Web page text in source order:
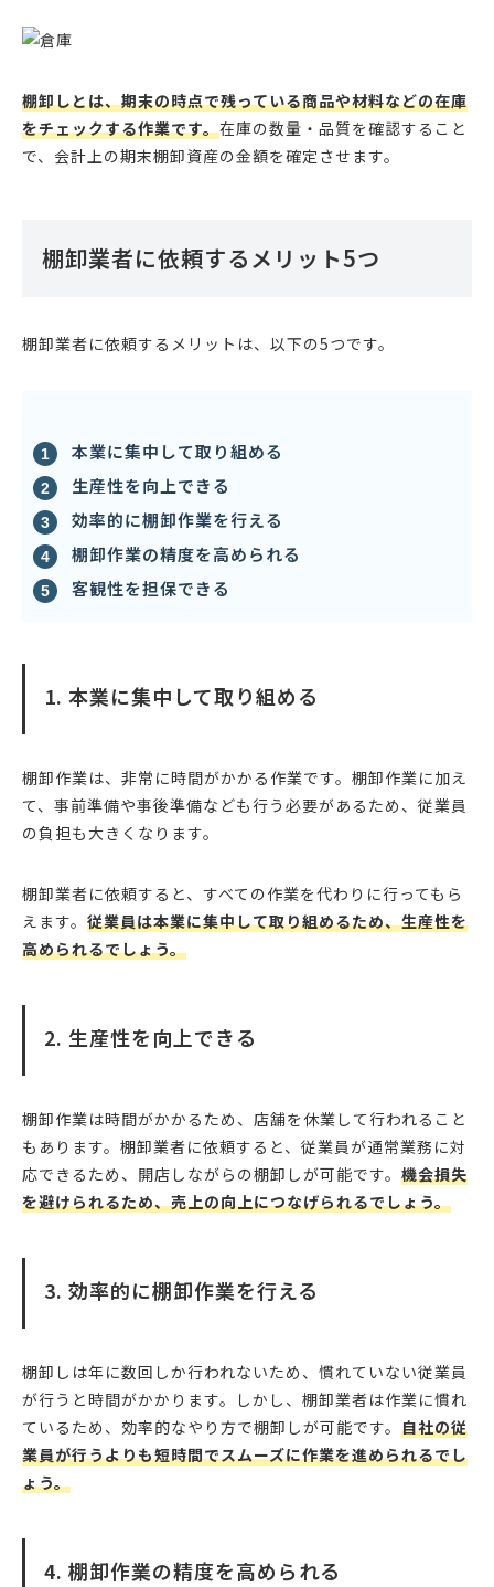
棚卸しとは、期末の時点で残っている商品や材料などの在庫
をチェックする作業です。在庫の数量・品質を確認すること
で、会計上の期末棚卸資産の金額を確定させます。
棚卸業者に依頼するメリット5つ
棚卸業者に依頼するメリットは、以下の5つです。
本業に集中して取り組める
生産性を向上できる
効率的に棚卸作業を行える
棚卸作業の精度を高められる
客観性を担保できる
1. 本業に集中して取り組める
棚卸作業は、非常に時間がかかる作業です。棚卸作業に加え
て、事前準備や事後準備なども行う必要があるため、従業員
の負担も大きくなります。
棚卸業者に依頼すると、すべての作業を代わりに行ってもら
えます。 従業員は本業に集中して取り組めるため、生産性を
高められるでしょう。
2. 生産性を向上できる
棚卸作業は時間がかかるため、店舗を休業して行われること
もあります。棚卸業者に依頼すると、従業員が通常業務に対
応できるため、開店しながらの棚卸しが可能です。 機会損失
を避けられるため、売上の向上につなげられるでしょう。
3. 効率的に棚卸作業を行える
棚卸しは年に数回しか行われないため、慣れていない従業員
が行うと時間がかかります。しかし、棚卸業者は作業に慣れ
ているため、効率的なやり方で棚卸しが可能です。 自社の従
業員が行うよりも短時間でスムーズに作業を進められるでし
ょう。
4. 棚卸作業の精度を高められる